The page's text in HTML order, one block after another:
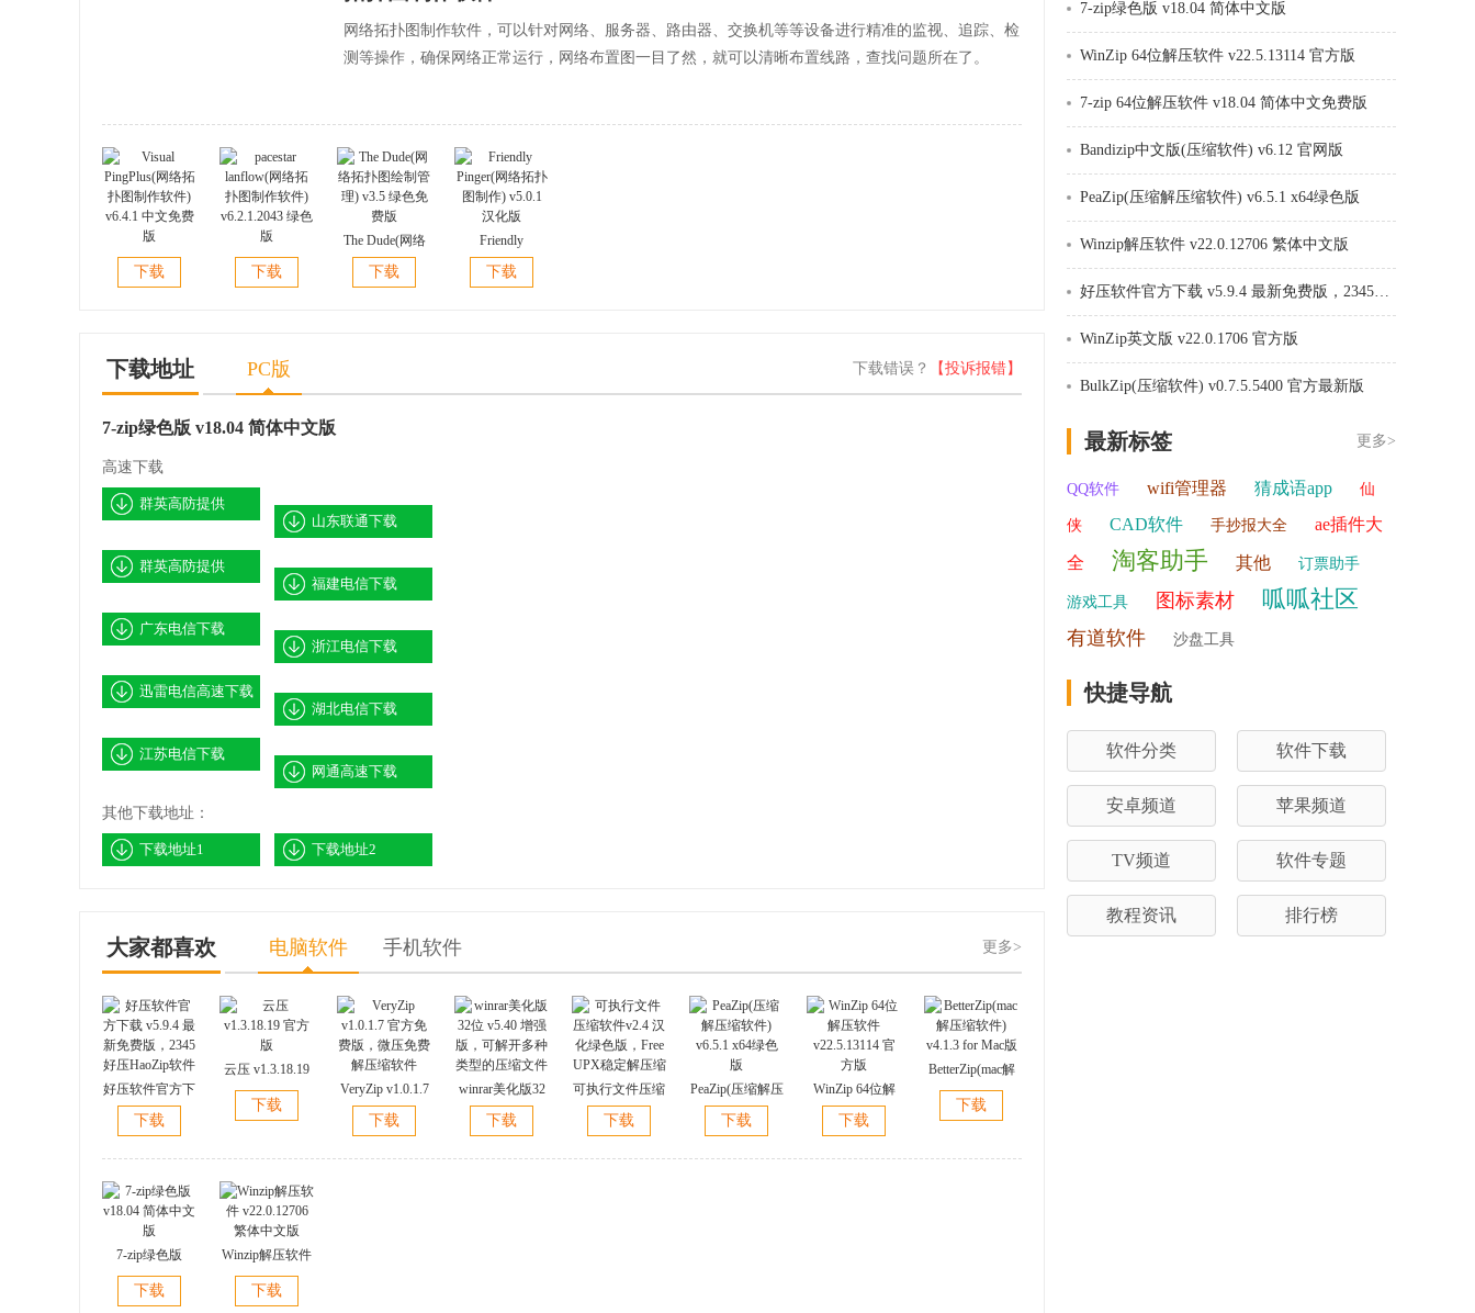
网络拓扑图制作软件，可以针对网络、服务器、路由器、交换机等等设备进行精准的监视、追踪、检
测等操作，确保网络正常运行，网络布置图一目了然，就可以清晰布置线路，查找问题所在了。
Visual
PingPlus(网络拓
下载
pacestar
lanflow(网络拓
下载
The Dude(网络
拓扑图绘制管
理) v3.5 绿色免
下载
Friendly
Pinger(网络拓扑
图制作) v5.0.1
下载
下载地址 PC版 下载错误？ 【投诉报错】
7-zip绿色版 v18.04 简体中文版
高速下载
群英高防提供
山东联通下载
群英高防提供
福建电信下载
广东电信下载
浙江电信下载
迅雷电信高速下载
湖北电信下载
江苏电信下载
网通高速下载
其他下载地址：
下载地址1 下载地址2
大家都喜欢 电脑软件 手机软件 更多>
好压软件官方下
载 v5.9.4 最新免
费版，2345好压
下载
云压 v1.3.18.19
官方版
下载
VeryZip v1.0.1.7
官方免费版，微
压免费解压缩软
下载
winrar美化版32
位 v5.40 增强
版，可解开多种
下载
可执行文件压缩
软件v2.4 汉化绿
色版，Free UPX
下载
PeaZip(压缩解压
缩软件) v6.5.1
x64绿色版
下载
WinZip 64位解
压软件
v22.5.13114 官
下载
BetterZip(mac解
压缩软件) v4.1.3
for Mac版
下载
7-zip绿色版
v18.04 简体中文
版
下载
Winzip解压软件
v22.0.12706 繁
体中文版
下载
7-zip绿色版 v18.04 简体中文版
WinZip 64位解压软件 v22.5.13114 官方版
7-zip 64位解压软件 v18.04 简体中文免费版
Bandizip中文版(压缩软件) v6.12 官网版
PeaZip(压缩解压缩软件) v6.5.1 x64绿色版
Winzip解压软件 v22.0.12706 繁体中文版
好压软件官方下载 v5.9.4 最新免费版，2345好压HaoZip软件
WinZip英文版 v22.0.1706 官方版
BulkZip(压缩软件) v0.7.5.5400 官方最新版
最新标签 更多>
QQ软件 wifi管理器 猜成语app 仙
侠 CAD软件 手抄报大全 ae插件大
全 淘客助手 其他 订票助手
游戏工具 图标素材 呱呱社区
有道软件 沙盘工具
快捷导航
软件分类 软件下载
安卓频道 苹果频道
TV频道 软件专题
教程资讯 排行榜